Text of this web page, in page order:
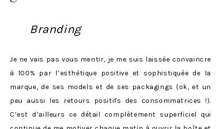
Branding
Je ne vais pas vous mentir, je me suis laissée convaincre
à 100% par l’esthétique positive et sophistiquée de la
marque, de ses models et de ses packagings (ok, et un
peu aussi les retours positifs des consommatrices !).
C’est d’ailleurs ce détail complètement superficiel qui